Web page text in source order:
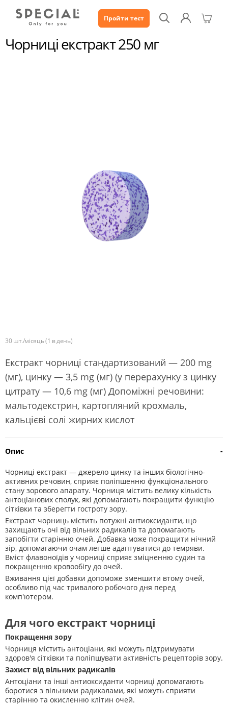
Пройти тест
Каталог Чорниці екстракт 250 мг
Чорниці екстракт 250 мг
30 шт./місяць (1 в день)
Екстракт чорниці стандартизований — 200 mg
(мг), цинку — 3,5 mg (мг) (у перерахунку з цинку
цитрату — 10,6 mg (мг) Допоміжні речовини:
мальтодекстрин, картопляний крохмаль,
кальцієві солі жирних кислот
Опис -
Чорниці екстракт — джерело цинку та інших біологічно-
активних речовин, сприяє поліпшенню функціонального
стану зорового апарату. Чорниця містить велику кількість
антоціанових сполук, які допомагають покращити функцію
сітківки та зберегти гостроту зору.
Екстракт чорниць містить потужні антиоксиданти, що
захищають очі від вільних радикалів та допомагають
запобігти старінню очей. Добавка може покращити нічний
зір, допомагаючи очам легше адаптуватися до темряви.
Вміст флавоноїдів у чорниці сприяє зміцненню судин та
покращенню кровообігу до очей.
Вживання цієї добавки допоможе зменшити втому очей,
особливо під час тривалого робочого дня перед
комп'ютером.
Для чого екстракт чорниці
Покращення зору
Чорниця містить антоціани, які можуть підтримувати
здоров'я сітківки та поліпшувати активність рецепторів зору.
Захист від вільних радикалів
Антоціани та інші антиоксиданти чорниці допомагають
боротися з вільними радикалами, які можуть сприяти
старінню та окисленню клітин очей.